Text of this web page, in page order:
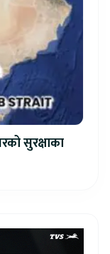
सुरक्षाका